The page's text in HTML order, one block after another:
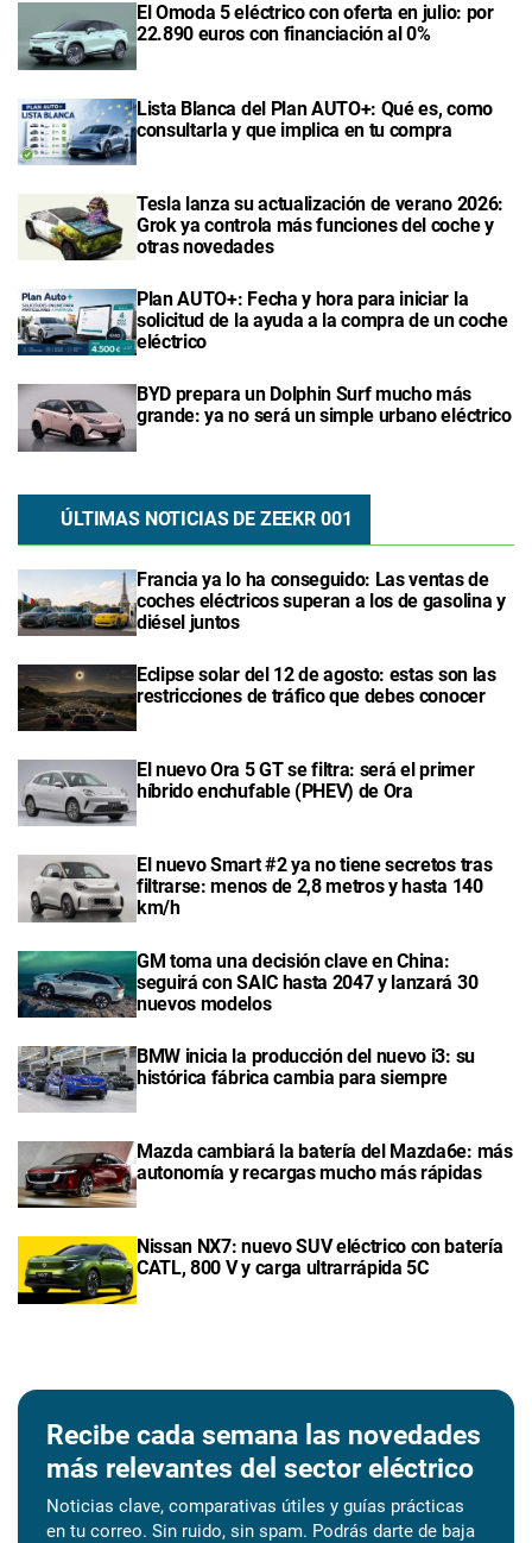
El Omoda 5 eléctrico con oferta en julio: por
22.890 euros con financiación al 0%
Lista Blanca del Plan AUTO+: Qué es, como
consultarla y que implica en tu compra
Tesla lanza su actualización de verano 2026:
Grok ya controla más funciones del coche y
otras novedades
Plan AUTO+: Fecha y hora para iniciar la
solicitud de la ayuda a la compra de un coche
eléctrico
BYD prepara un Dolphin Surf mucho más
grande: ya no será un simple urbano eléctrico
ÚLTIMAS NOTICIAS DE ZEEKR 001
Francia ya lo ha conseguido: Las ventas de
coches eléctricos superan a los de gasolina y
diésel juntos
Eclipse solar del 12 de agosto: estas son las
restricciones de tráfico que debes conocer
El nuevo Ora 5 GT se filtra: será el primer
híbrido enchufable (PHEV) de Ora
El nuevo Smart #2 ya no tiene secretos tras
filtrarse: menos de 2,8 metros y hasta 140
km/h
GM toma una decisión clave en China:
seguirá con SAIC hasta 2047 y lanzará 30
nuevos modelos
BMW inicia la producción del nuevo i3: su
histórica fábrica cambia para siempre
Mazda cambiará la batería del Mazda6e: más
autonomía y recargas mucho más rápidas
Nissan NX7: nuevo SUV eléctrico con batería
CATL, 800 V y carga ultrarrápida 5C
Recibe cada semana las novedades
más relevantes del sector eléctrico
Noticias clave, comparativas útiles y guías prácticas
en tu correo. Sin ruido, sin spam. Podrás darte de baja